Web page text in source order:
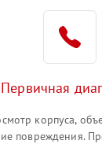
корпуса,
повреждения.